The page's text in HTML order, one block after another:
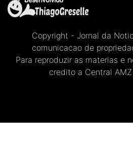
Copyright - Jornal da
comunicacao de
Para reproduzir as materias e
credito a Central